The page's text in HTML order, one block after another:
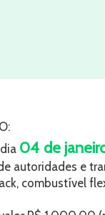
04 de
autoridades e
combustível